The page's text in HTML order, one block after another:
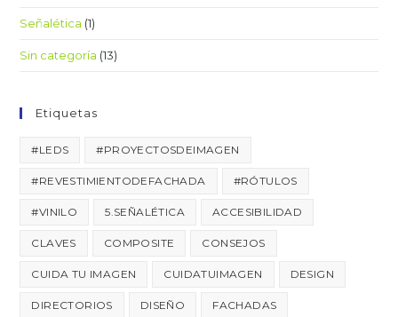
Señalética (1)
Sin categoría (13)
Etiquetas
#LEDS #PROYECTOSDEIMAGEN
#REVESTIMIENTODEFACHADA #RÓTULOS
#VINILO 5.SEÑALÉTICA ACCESIBILIDAD
CLAVES COMPOSITE CONSEJOS
CUIDA TU IMAGEN CUIDATUIMAGEN DESIGN
DIRECTORIOS DISEÑO FACHADAS